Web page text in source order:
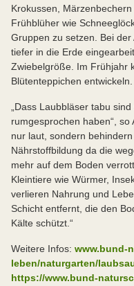
Krokussen,
Frühblüher wie
Gruppen zu setzen. Bei
tiefer in die Erde
Zwiebelgröße. Im Frühjahr
Blütenteppichen entwickeln.
„Dass Laubbläser tabu
rumgesprochen haben“,
nur laut, sondern
Nährstoffbildung da die
mehr auf dem Boden
Kleintiere wie Würmer,
verlieren Nahrung und
Schicht entfernt, die den
Kälte schützt.“
Weitere Infos: www.bund-
leben/naturgarten/
https://www.bund-